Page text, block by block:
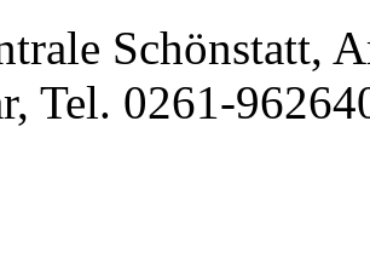
Schönstatt,
Tel. 0261-